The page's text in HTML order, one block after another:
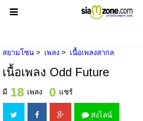
สยามโซน เพลง เนื้อเพลงสากล
เนื้อเพลง Odd Future
มี 18 เพลง 0 แชร์
ส่งไลน์